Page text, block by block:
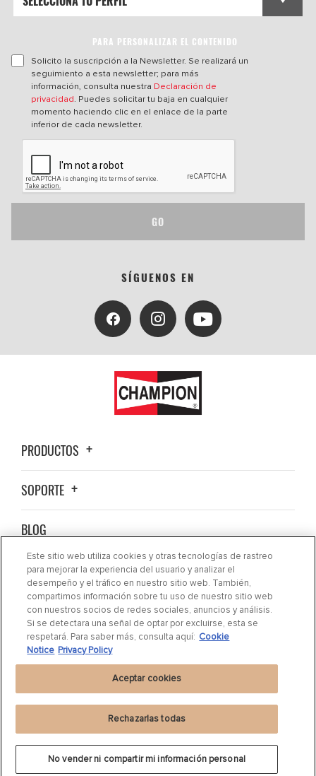
PARA PERSONALIZAR EL CONTENIDO
Solicito la suscripción a la Newsletter. Se realizará un
seguimiento a esta newsletter; para más
información, consulta nuestra Declaración de
privacidad. Puedes solicitar tu baja en cualquier
momento haciendo clic en el enlace de la parte
inferior de cada newsletter.
GO
SÍGUENOS EN
PRODUCTOS
SOPORTE
BLOG
ACERCA DE NOSOTROS
CONTACTO
DÓNDE COMPRAR
Declaración de privacidad|Cookie Settings|Cookie Notice|Términos de uso
2024 DRiV Automotive Inc. o una de sus filiales en uno o más países.
Este sitio web utiliza cookies y otras tecnologías de rastreo
para mejorar la experiencia del usuario y analizar el
desempeño y el tráfico en nuestro sitio web. También,
compartimos información sobre tu uso de nuestro sitio web
con nuestros socios de redes sociales, anuncios y análisis.
Si se detectara una señal de optar por excluirse, esta se
respetará. Para saber más, consulta aquí: Cookie
Notice Privacy Policy
No vender ni compartir mi información personal
Rechazarlas todas
Aceptar cookies